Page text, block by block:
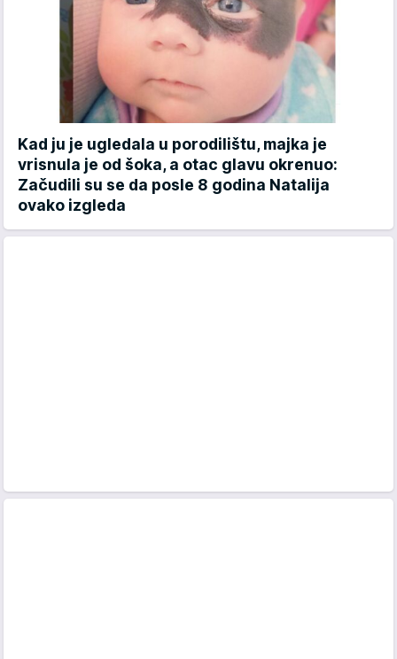
Kad ju je ugledala u porodilištu, majka je
vrisnula je od šoka, a otac glavu okrenuo:
Začudili su se da posle 8 godina Natalija
ovako izgleda